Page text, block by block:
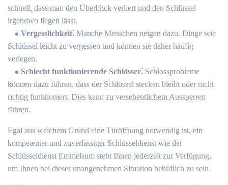
schnell, dass man den Überblick verliert und den Schlüssel
irgendwo liegen lässt.​
Vergesslichkeit⁚ Manche Menschen neigen dazu, Dinge wie
Schlüssel leicht zu vergessen und können sie daher häufig
verlegen.​
Schlecht funktionierende Schlösser⁚ Schlossprobleme
können dazu führen, dass der Schlüssel stecken bleibt oder nicht
richtig funktioniert.​ Dies kann zu versehentlichem Aussperren
führen.​
Egal aus welchem Grund eine Türöffnung notwendig ist, ein
kompetenter und zuverlässiger Schlüsseldienst wie der
Schlüsseldienst Emmelsum steht Ihnen jederzeit zur Verfügung,
um Ihnen bei dieser unangenehmen Situation behilflich zu sein.​